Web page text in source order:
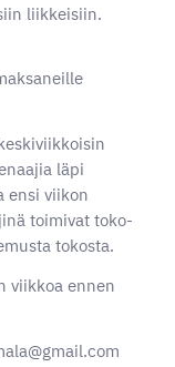
liikkeisiin.
läpi
ensi viikon
toimivat toko-
tokosta.
viikkoa ennen